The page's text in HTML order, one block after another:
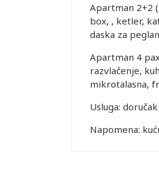
Apartman 2+2
box, , ketler,
daska za
Apartman 4
razvlačenje,
mikrotalasna,
Usluga:
Napomena: